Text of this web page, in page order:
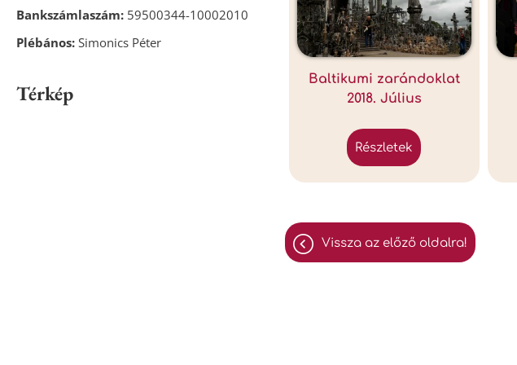
Bankszámlaszám: 59500344-10002010
Plébános: Simonics Péter
Térkép
Baltikumi zarándoklat
2018. Július
részletek
vissza az előző oldalra!